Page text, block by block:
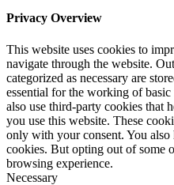
Privacy Overview
This website uses cookies to
navigate through the website.
categorized as necessary are
essential for the working of
also use third-party cookies that
you use this website. These
only with your consent. You
cookies. But opting out of some
browsing experience.
Necessary